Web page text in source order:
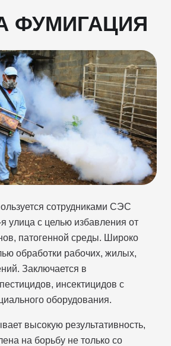
ФУМИГАЦИЯ
сотрудниками СЭС
улица с целью избавления от
патогенной среды. Широко
обработки рабочих, жилых,
Заключается в
инсектицидов с
оборудования.
высокую результативность,
на борьбу не только со